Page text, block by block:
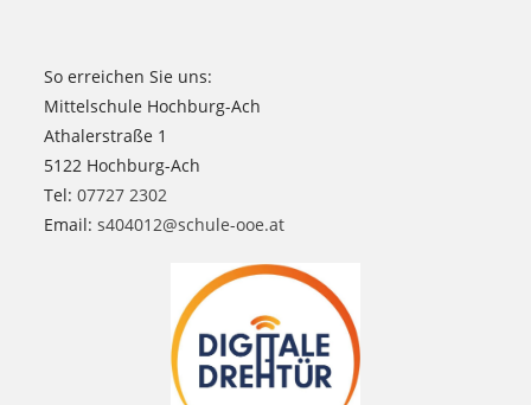
So erreichen Sie uns:
Mittelschule Hochburg-Ach
Athalerstraße 1
5122 Hochburg-Ach
Tel:07727 2302
Email:s404012@schule-ooe.at